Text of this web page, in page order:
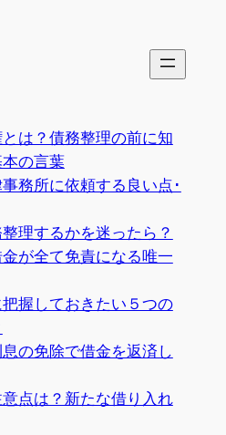
は？債務整理の前に知
の言葉
務所に依頼する良い点･
理するかを迷ったら？
金が全て免責になる唯一
握しておきたい５つの
息の免除で借金を返済し
点は？新たな借り入れ